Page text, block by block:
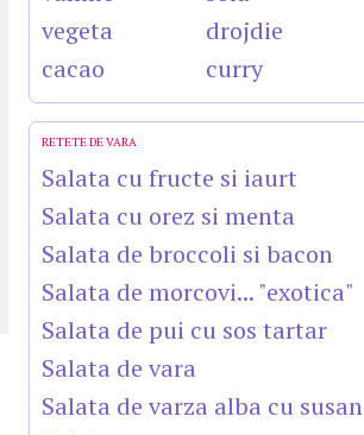
vegeta
cacao
drojdie
curry
RETETE DE VARA
Salata cu fructe si iaurt
Salata cu orez si menta
Salata de broccoli si bacon
Salata de morcovi... "exotica"
Salata de pui cu sos tartar
Salata de vara
Salata de varza alba cu susan